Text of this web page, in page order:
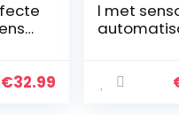
€32.99
l met
1200 ml,